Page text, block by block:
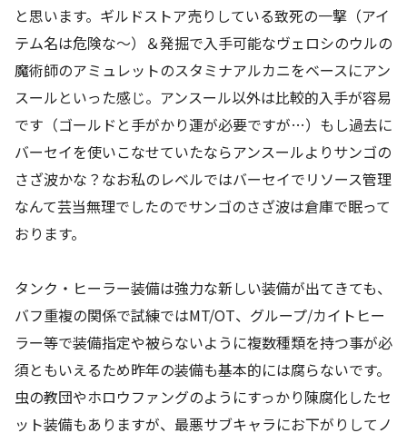
と思います。ギルドストア売りしている致死の一撃（アイ
テム名は危険な～）＆発掘で入手可能なヴェロシのウルの
魔術師のアミュレットのスタミナアルカニをベースにアン
スールといった感じ。アンスール以外は比較的入手が容易
です（ゴールドと手がかり運が必要ですが…）もし過去に
バーセイを使いこなせていたならアンスールよりサンゴの
さざ波かな？なお私のレベルではバーセイでリソース管理
なんて芸当無理でしたのでサンゴのさざ波は倉庫で眠って
おります。
タンク・ヒーラー装備は強力な新しい装備が出てきても、
バフ重複の関係で試練ではMT/OT、グループ/カイトヒー
ラー等で装備指定や被らないように複数種類を持つ事が必
須ともいえるため昨年の装備も基本的には腐らないです。
虫の教団やホロウファングのようにすっかり陳腐化したセ
ット装備もありますが、最悪サブキャラにお下がりしてノ